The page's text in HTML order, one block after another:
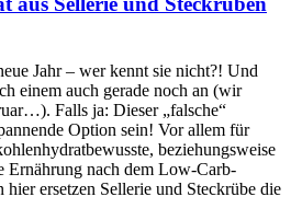
Jahr – wer kennt sie nicht?! Und
einem auch gerade noch an (wir
Falls ja: Dieser „falsche“
Option sein! Vor allem für
beziehungsweise
Ernährung nach dem Low-Carb-
ersetzen Sellerie und Steckrübe die